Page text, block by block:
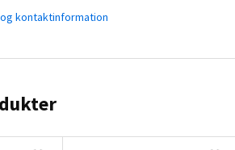
kontaktinformation